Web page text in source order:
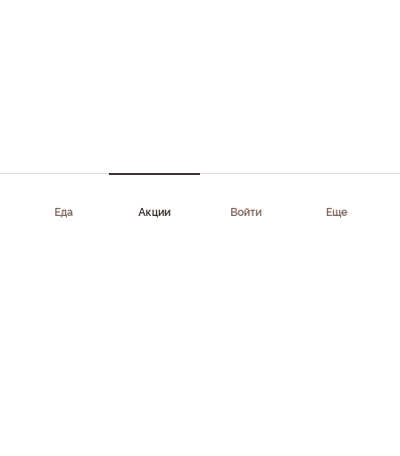
Еда Акции Войти Еще